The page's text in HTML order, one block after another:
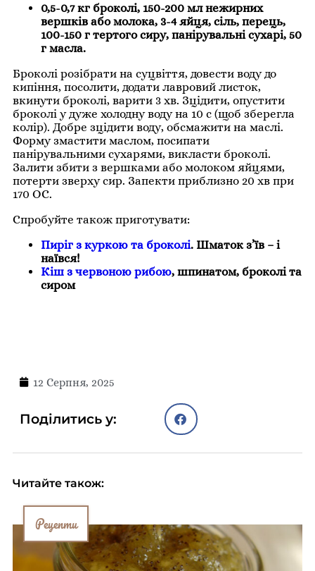
0,5-0,7 кг броколі, 150-200 мл нежирних
вершків або молока, 3-4 яйця, сіль, перець,
100-150 г тертого сиру, панірувальні сухарі, 50
г масла.
Броколі розібрати на суцвіття, довести воду до
кипіння, посолити, додати лавровий листок,
вкинути броколі, варити 3 хв. Зцідити, опустити
броколі у дуже холодну воду на 10 с (щоб зберегла
колір). Добре зцідити воду, обсмажити на маслі.
Форму змастити маслом, посипати
панірувальними сухарями, викласти броколі.
Залити збити з вершками або молоком яйцями,
потерти зверху сир. Запекти приблизно 20 хв при
170 ОС.
Спробуйте також приготувати:
Пиріг з куркою та броколі. Шматок з’їв – і
наївся!
Кіш з червоною рибою, шпинатом, броколі та
сиром
12 Серпня, 2025
Поділитись у:
Читайте також:
Рецепти